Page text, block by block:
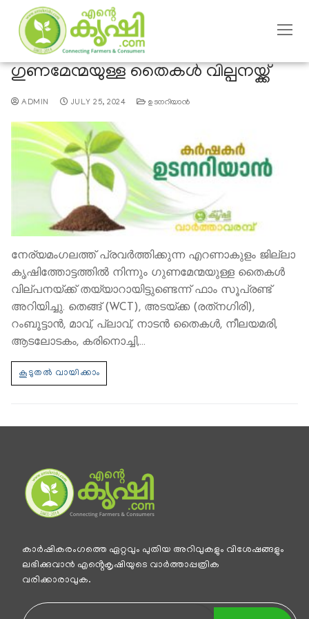
ഗുണമേന്മയുള്ള തൈകള്‍ വില്പനയ്ക്ക്
ADMIN JULY 25, 2024 ഉടനറിയാന്‍
നേര്യമംഗലത്ത് പ്രവര്‍ത്തിക്കുന്ന എറണാകുളം ജില്ലാ
കൃഷിത്തോട്ടത്തില്‍ നിന്നും ഗുണമേന്മയുള്ള തൈകള്‍
വില്പനയ്ക്ക് തയ്യാറായിട്ടുണ്ടെന്ന് ഫാം സൂപ്രണ്ട്
അറിയിച്ചു. തെങ്ങ് (WCT), അടയ്ക്ക (രത്‌നഗിരി),
റംബൂട്ടാന്‍, മാവ്, പ്ലാവ്, നാടന്‍ തൈകള്‍, നീലയമരി,
ആടലോടകം, കരിനൊച്ചി,…
കാര്‍ഷികരംഗത്തെ ഏറ്റവും പുതിയ അറിവുകളും വിശേഷങ്ങളും
ലഭിക്കുവാന്‍ എൻ്റെകൃഷിയുടെ വാര്‍ത്താപ്പത്രിക
വരിക്കാരാവുക.